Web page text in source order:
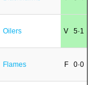
Oilers V 5·1
Flames F 0·0